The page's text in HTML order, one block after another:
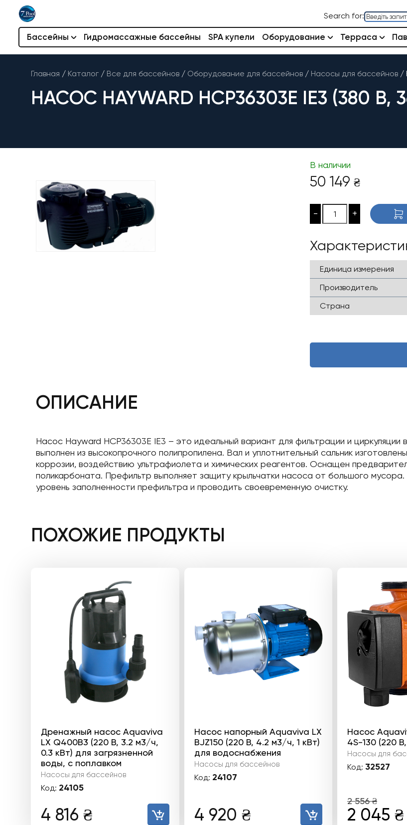
Search for:
Бассейны Гидромассажные бассейны SPA купели Оборудование Терраса
Главная / Каталог / Все для бассейнов / Оборудование для бассейнов / Насосы для бассейнов /
НАСОС HAYWARD HCP36303E IE3 (380 В,
В наличии
50 149 ₴
- +
Единица измерения
Производитель
Страна
ОПИСАНИЕ
Насос Hayward HCP36303E IE3 – это идеальный вариант для фильтрации и
выполнен из высокопрочного полипропилена. Вал и уплотнительный сальник
коррозии, воздействию ультрафиолета и химических реагентов. Оснащен
поликарбоната. Префильтр выполняет защиту крыльчатки насоса от большого
уровень заполненности префильтра и проводить своевременную очистку.
ПОХОЖИЕ ПРОДУКТЫ
Дренажный насос Aquaviva
LX Q400B3 (220 В, 3.2 м3/ч,
0.3 кВт) для загрязненной
воды, с поплавком
Насосы для бассейнов
Код: 24105
4 816 ₴
Насос напорный Aquaviva LX
BJZ150 (220 В, 4.2 м3/ч, 1 кВт)
для водоснабжения
Насосы для бассейнов
Код: 24107
4 920 ₴
Насос
4S-130 (220
Насосы для
Код: 32527
2 556₴
2 045 ₴